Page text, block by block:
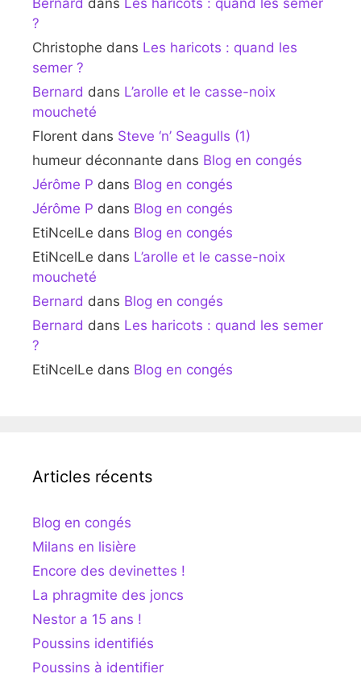
?
Christophe dans Les haricots : quand les
semer ?
Bernard dans L’arolle et le casse-noix
moucheté
Florent dans Steve ‘n’ Seagulls (1)
humeur déconnante dans Blog en congés
Jérôme P dans Blog en congés
Jérôme P dans Blog en congés
EtiNcelLe dans Blog en congés
EtiNcelLe dans L’arolle et le casse-noix
moucheté
Bernard dans Blog en congés
Bernard dans Les haricots : quand les semer
?
EtiNcelLe dans Blog en congés
Articles récents
Blog en congés
Milans en lisière
Encore des devinettes !
La phragmite des joncs
Nestor a 15 ans !
Poussins identifiés
Poussins à identifier